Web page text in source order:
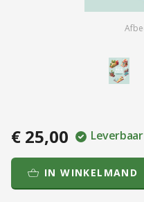
€ 25,00
IN WINKELMAND